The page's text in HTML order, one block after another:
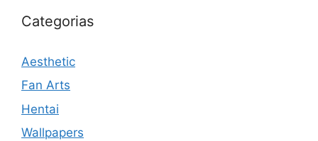
Categorias
Aesthetic
Fan Arts
Hentai
Wallpapers